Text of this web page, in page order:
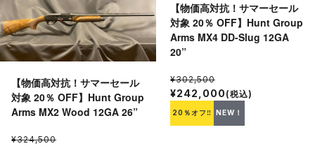
【物価高対抗！サマーセール
対象 20％ OFF】Hunt Group
Arms MX2 Wood 12GA 26”
¥324,500
【物価高対抗！サマーセール
対象 20％ OFF】Hunt Group
Arms MX4 DD-Slug 12GA
20”
¥302,500
¥242,000 (税込)
20％オフ‼ NEW！